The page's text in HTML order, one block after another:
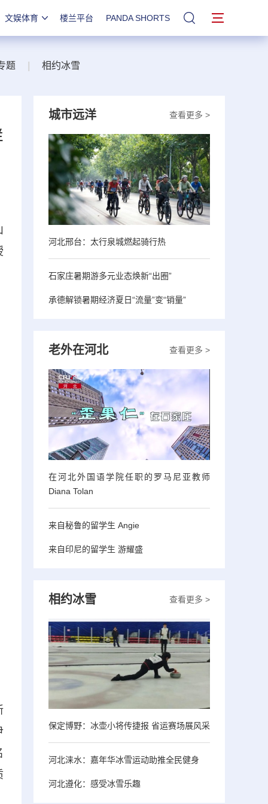
文娱体育 楼兰平台 PANDA SHORTS 站内搜索
题 相约冰雪
查看更多 >
城市远洋
河北邢台：太行泉城燃起骑行热
石家庄暑期游多元业态焕新“出圈”
承德解锁暑期经济夏日“流量”变“销量”
查看更多 >
老外在河北
在河北外国语学院任职的罗马尼亚教师
Diana Tolan
来自秘鲁的留学生 Angie
来自印尼的留学生 游耀盛
查看更多 >
相约冰雪
保定博野：冰壶小将传捷报 省运赛场展风采
河北涞水：嘉年华冰雪运动助推全民健身
河北遵化：感受冰雪乐趣